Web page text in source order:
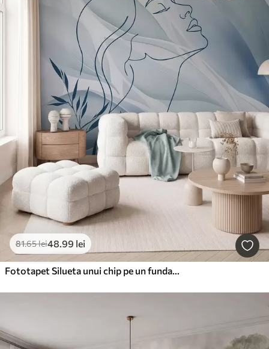
81.65lei48.99 lei
Fototapet Silueta unui chip pe un fundal abstract